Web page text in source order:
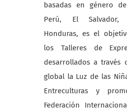
basadas en género
Perú, El Salvador,
Honduras, es el
los Talleres de
desarrollados a través
global la Luz de las
Entreculturas y
Federación